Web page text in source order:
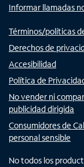
Informar llamadas
Términos/políticas
Derechos de
Accesibilidad
Política de
No vender ni
publicidad dirigida
Consumidores de
personal sensible
No todos los